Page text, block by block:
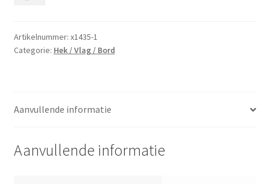
x
6
Artikelnummer: x1435-1
Categorie: Hek / Vlag / Bord
Aanvullende informatie
Aanvullende informatie